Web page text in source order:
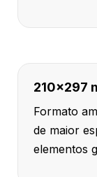
210x297
Formato
de maior
elementos